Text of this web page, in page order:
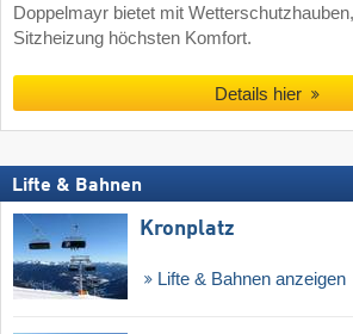
Doppelmayr bietet mit
Sitzheizung höchsten Komfort.
Details hier
Lifte & Bahnen
Kronplatz
Lifte & Bahnen anzeigen